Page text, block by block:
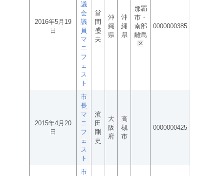
2016年5月19
日
議
会
議
員
マ
ニ
フ
ェ
ス
ト
當
間
盛
夫
沖
縄
県
沖
縄
県
那覇
市・
南部
離島
区
0000000385
2015年4月20
日
市
長
マ
ニ
フ
ェ
ス
ト
濱
田
剛
史
大
阪
府
高
槻
市
0000000425
市